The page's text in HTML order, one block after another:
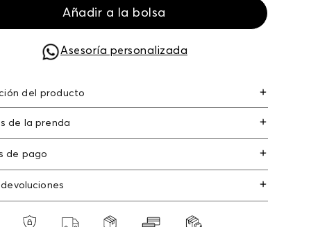
Añadir a la bolsa
Asesoría personalizada
del producto
mujer tiro medio mom fit algodón 100%
de la prenda
de pago
de crédito: Visa, Dinners, Master Card y
débito: Maestro, Electron.
devoluciones